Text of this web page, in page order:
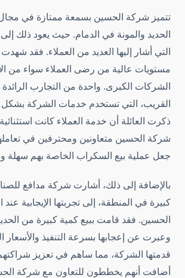
تتميز شركة الحسين بسمعة ممتازة في
الحديد والمونة في الدمام. حيث يعود ذلك إلى
التي أشار إليها العديد من العملاء. فقد
مستويات عالية من رضى العملاء سواء من
الشركات الكبرى. واحدة من التجارب الرائدة
القريب، التي تستخدم خدمات الشركة
ذكرت العائلة أن خدمة العملاء كانت
شركة الحسين متعاونين ومحترفين في
جعل عملية بيع السكراب الخاصة بهم سهلة
بالإضافة إلى ذلك، أشارت شركة مدافع
كبيرة في المنطقة، إلى تجربتها الإيجابية
الحسين. فقد قامت ببيع كمية كبيرة من
وعبرت عن إعجابها بسرعة التنفيذ والأسعار
قدمتها الشركة، مما ساهم في تعزيز شراكتهم
أضافت أنهم يخططون للتعاون مع شركة